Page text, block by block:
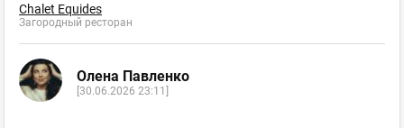
Chalet Equides
Загородный ресторан
Олена Павленко
[30.06.2026 23:11]